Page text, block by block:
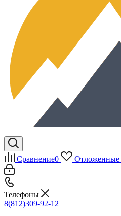
Сравнение0 Отложенные
Телефоны
8(812)309-92-12